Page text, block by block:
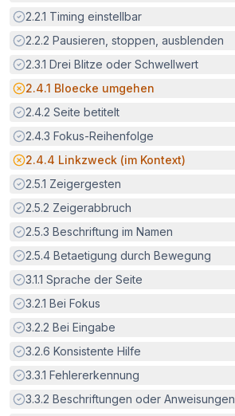
Erfüllt:
2.2.1 Timing einstellbar
Erfüllt:
2.2.2 Pausieren, stoppen, ausblenden
Erfüllt:
2.3.1 Drei Blitze oder Schwellwert
Potenzielle Barriere:
2.4.1 Bloecke umgehen
Erfüllt:
2.4.2 Seite betitelt
Erfüllt:
2.4.3 Fokus-Reihenfolge
Potenzielle Barriere:
2.4.4 Linkzweck (im Kontext)
Erfüllt:
2.5.1 Zeigergesten
Erfüllt:
2.5.2 Zeigerabbruch
Erfüllt:
2.5.3 Beschriftung im Namen
Erfüllt:
2.5.4 Betaetigung durch Bewegung
Erfüllt:
3.1.1 Sprache der Seite
Erfüllt:
3.2.1 Bei Fokus
Erfüllt:
3.2.2 Bei Eingabe
Erfüllt:
3.2.6 Konsistente Hilfe
Erfüllt:
3.3.1 Fehlererkennung
Erfüllt:
3.3.2 Beschriftungen oder Anweisungen